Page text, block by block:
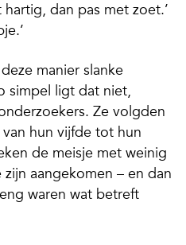
dan pas met zoet.’
manier slanke
simpel ligt dat niet,
Ze volgden
hun vijfde tot hun
de meisje met weinig
aangekomen – en dan
waren wat betreft